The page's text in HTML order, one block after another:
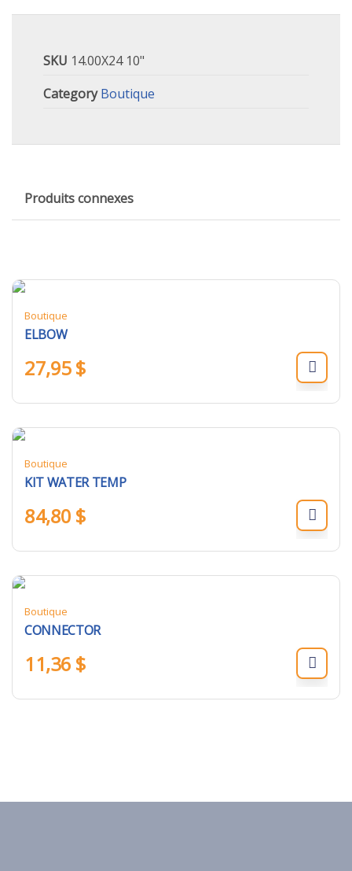
SKU 14.00X24 10"
Category Boutique
Produits connexes
Boutique
ELBOW
27,95$
Boutique
KIT WATER TEMP
84,80 $
Boutique
CONNECTOR
11,36 $